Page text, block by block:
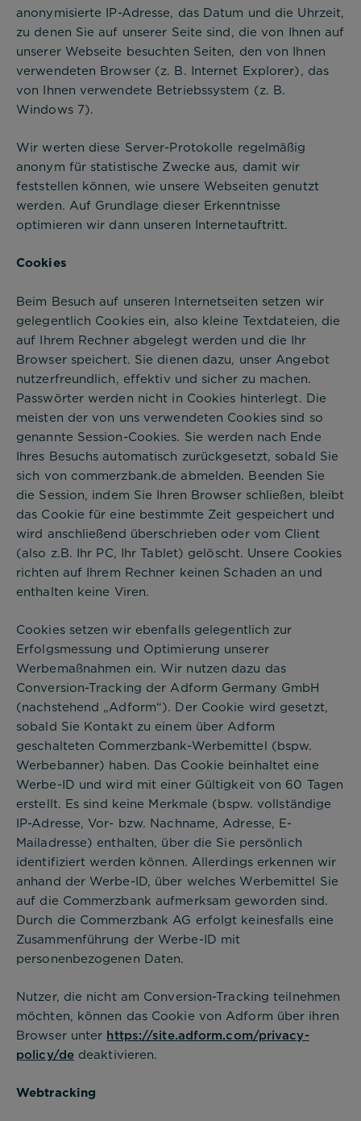
anonymisierte IP-Adresse, das Datum und die Uhrzeit,
zu denen Sie auf unserer Seite sind, die von Ihnen auf
unserer Webseite besuchten Seiten, den von Ihnen
verwendeten Browser (z. B. Internet Explorer), das
von Ihnen verwendete Betriebssystem (z. B.
Windows 7).
Wir werten diese Server-Protokolle regelmäßig
anonym für statistische Zwecke aus, damit wir
feststellen können, wie unsere Webseiten genutzt
werden. Auf Grundlage dieser Erkenntnisse
optimieren wir dann unseren Internetauftritt.
Cookies
Beim Besuch auf unseren Internetseiten setzen wir
gelegentlich Cookies ein, also kleine Textdateien, die
auf Ihrem Rechner abgelegt werden und die Ihr
Browser speichert. Sie dienen dazu, unser Angebot
nutzerfreundlich, effektiv und sicher zu machen.
Passwörter werden nicht in Cookies hinterlegt. Die
meisten der von uns verwendeten Cookies sind so
genannte Session-Cookies. Sie werden nach Ende
Ihres Besuchs automatisch zurückgesetzt, sobald Sie
sich von commerzbank.de abmelden. Beenden Sie
die Session, indem Sie Ihren Browser schließen, bleibt
das Cookie für eine bestimmte Zeit gespeichert und
wird anschließend überschrieben oder vom Client
(also z.B. Ihr PC, Ihr Tablet) gelöscht. Unsere Cookies
richten auf Ihrem Rechner keinen Schaden an und
enthalten keine Viren.
Cookies setzen wir ebenfalls gelegentlich zur
Erfolgsmessung und Optimierung unserer
Werbemaßnahmen ein. Wir nutzen dazu das
Conversion-Tracking der Adform Germany GmbH
(nachstehend „Adform“). Der Cookie wird gesetzt,
sobald Sie Kontakt zu einem über Adform
geschalteten Commerzbank-Werbemittel (bspw.
Werbebanner) haben. Das Cookie beinhaltet eine
Werbe-ID und wird mit einer Gültigkeit von 60 Tagen
erstellt. Es sind keine Merkmale (bspw. vollständige
IP-Adresse, Vor- bzw. Nachname, Adresse, E-
Mailadresse) enthalten, über die Sie persönlich
identifiziert werden können. Allerdings erkennen wir
anhand der Werbe-ID, über welches Werbemittel Sie
auf die Commerzbank aufmerksam geworden sind.
Durch die Commerzbank AG erfolgt keinesfalls eine
Zusammenführung der Werbe-ID mit
personenbezogenen Daten.
Nutzer, die nicht am Conversion-Tracking teilnehmen
möchten, können das Cookie von Adform über ihren
Browser unter https://site.adform.com/privacy-
policy/dedeaktivieren.
Webtracking